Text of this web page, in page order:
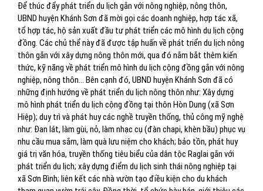
Để thúc đẩy phát triển du lịch gắn với nông nghiệp, nông thôn,
UBND huyện Khánh Sơn đã mời gọi các doanh nghiệp, hợp tác xã,
tổ hợp tác, hộ sản xuất đầu tư phát triển các mô hình du lịch cộng
đồng. Các chủ thể này đã được tập huấn về phát triển du lịch nông
thôn gắn với xây dựng nông thôn mới, qua đó nắm bắt thêm kiến
thức, kỹ năng về phát triển mô hình du lịch cộng đồng gắn với nông
nghiệp, nông thôn... Bên cạnh đó, UBND huyện Khánh Sơn đã có
những định hướng về phát triển du lịch nông thôn như: Xây dựng
mô hình phát triển du lịch cộng đồng tại thôn Hòn Dung (xã Sơn
Hiệp); duy trì và phát huy các nghề truyền thống, thủ công mỹ nghệ
như: Đan lát, làm gùi, nỏ, làm nhạc cụ (đàn chapi, khèn bầu) phục vụ
nhu cầu mua sắm, làm quà lưu niệm cho khách; bảo tồn, phát huy
giá trị văn hóa, truyền thống tiêu biểu của dân tộc Raglai gắn với
phát triển du lịch; xây dựng điểm du lịch sinh thái nông nghiệp tại
xã Sơn Bình; liên kết các nhà vườn tạo điều kiện cho du khách